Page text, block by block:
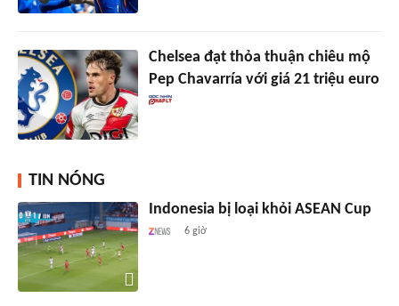
Chelsea đạt thỏa thuận chiêu mộ
Pep Chavarría với giá 21 triệu euro
TIN NÓNG
Indonesia bị loại khỏi ASEAN Cup
6 giờ